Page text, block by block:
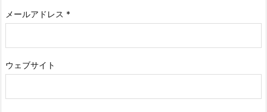
メールアドレス *
ウェブサイト